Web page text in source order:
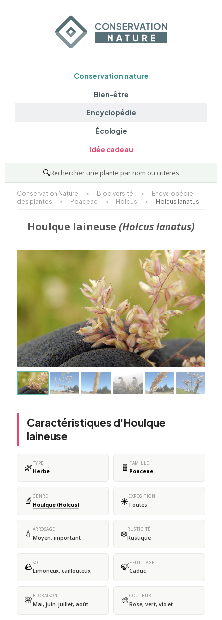
Conservation nature
Bien-être
Encyclopédie
Écologie
Idée cadeau
🔍Rechercher une plante par nom ou critères
Conservation Nature > Biodiversité >
Encyclopédie
des plantes
> Poaceae > Holcus > Holcus lanatus
Houlque laineuse (Holcus lanatus)
Caractéristiques d'Houlque
laineuse
🌿TYPE
Herbe 🧬 FAMILLE
Poaceae
🔬 GENRE
Houlque (Holcus) ☀️EXPOSITION
Toutes
💧 ARROSAGE
Moyen, important ❄️RUSTICITÉ
Rustique
🪨SOL
Limoneux, caillouteux 🍃FEUILLAGE
Caduc
🌸 FLORAISON
Mai, juin, juillet, août 🎨COULEUR
Rose, vert, violet